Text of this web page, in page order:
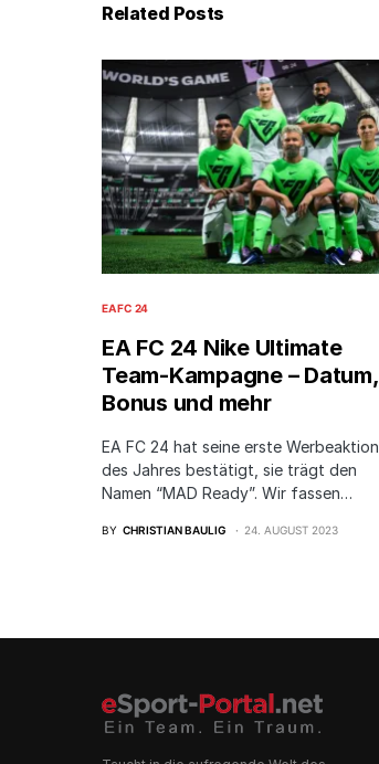
Related Posts
EA FC 24
EA FC 24 Nike Ultimate
Team-Kampagne – Datum,
Bonus und mehr
EA FC 24 hat seine erste Werbeaktion
des Jahres bestätigt, sie trägt den
Namen “MAD Ready”. Wir fassen…
BY CHRISTIAN BAULIG 24. AUGUST 2023